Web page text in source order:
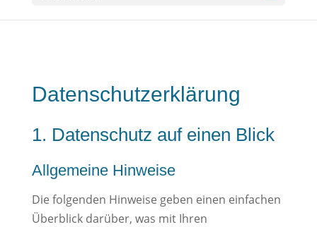
Datenschutz­erklärung
1. Datenschutz auf einen Blick
Allgemeine Hinweise
Die folgenden Hinweise geben einen einfachen
Überblick darüber, was mit Ihren